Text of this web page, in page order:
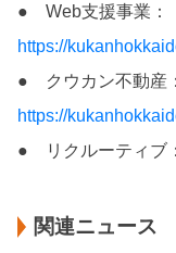
● Web支援事業：
https://
● クウカン不動産：
https://
● リクルーティブ：
関連ニュース